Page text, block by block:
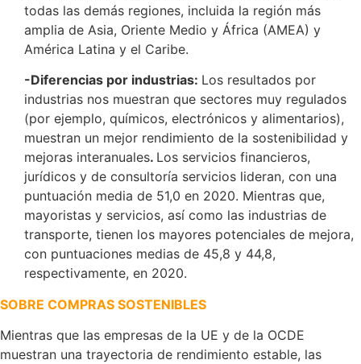
todas las demás regiones, incluida la región más
amplia de Asia, Oriente Medio y África (AMEA) y
América Latina y el Caribe.
-Diferencias por industrias: Los resultados por
industrias nos muestran que sectores muy regulados
(por ejemplo, químicos, electrónicos y alimentarios),
muestran un mejor rendimiento de la sostenibilidad y
mejoras interanuales. Los servicios financieros,
jurídicos y de consultoría servicios lideran, con una
puntuación media de 51,0 en 2020. Mientras que,
mayoristas y servicios, así como las industrias de
transporte, tienen los mayores potenciales de mejora,
con puntuaciones medias de 45,8 y 44,8,
respectivamente, en 2020.
SOBRE COMPRAS SOSTENIBLES
Mientras que las empresas de la UE y de la OCDE
muestran una trayectoria de rendimiento estable, las